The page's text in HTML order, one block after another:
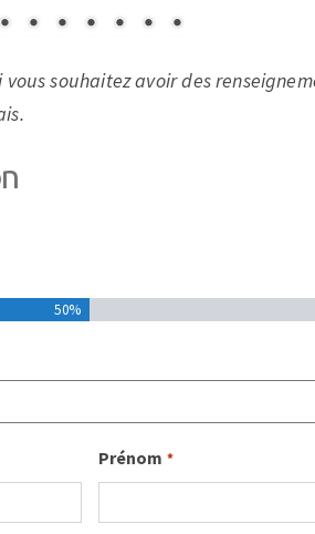
souhaitez avoir des
50%
Prénom *